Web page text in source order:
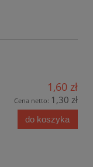
1,60 zł
Cena netto: 1,30 zł
do koszyka